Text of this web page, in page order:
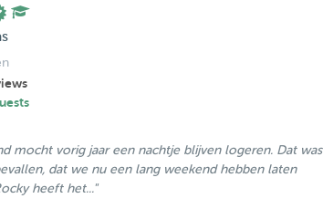
mocht vorig jaar een nachtje blijven logeren. Dat was
dat we nu een lang weekend hebben laten
heeft het..."